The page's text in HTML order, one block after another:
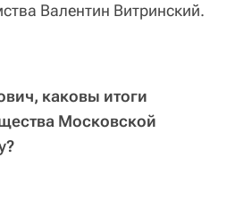
Валентин Витринский.
каковы итоги
Московской